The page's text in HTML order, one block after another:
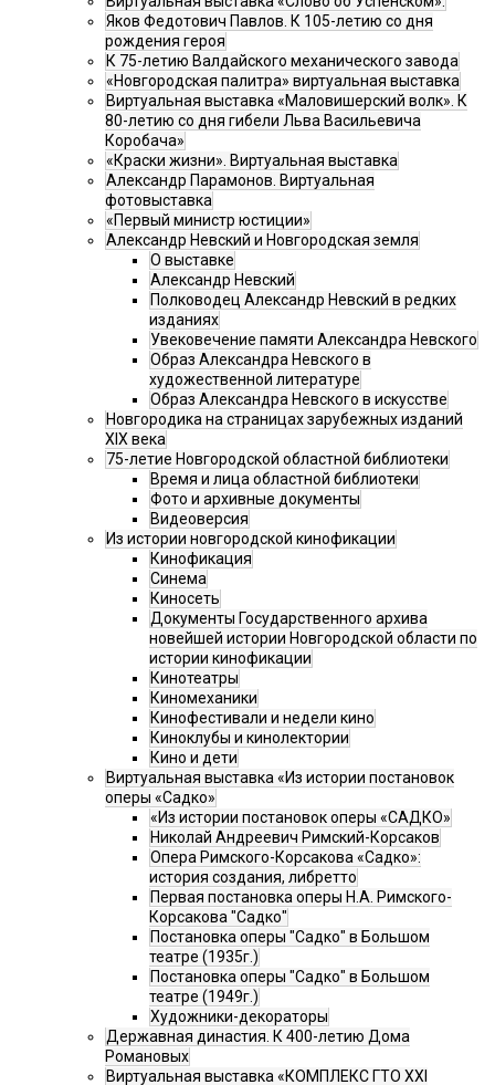
Яков Федотович Павлов. К 105-летию со дня
рождения героя
К 75-летию Валдайского механического завода
«Новгородская палитра» виртуальная выставка
Виртуальная выставка «Маловишерский волк». К
80-летию со дня гибели Льва Васильевича
Коробача»
«Краски жизни». Виртуальная выставка
Александр Парамонов. Виртуальная
фотовыставка
«Первый министр юстиции»
Александр Невский и Новгородская земля
О выставке
Александр Невский
Полководец Александр Невский в редких
изданиях
Увековечение памяти Александра Невского
Образ Александра Невского в
художественной литературе
Образ Александра Невского в искусстве
Новгородика на страницах зарубежных изданий
XIX века
75-летие Новгородской областной библиотеки
Время и лица областной библиотеки
Фото и архивные документы
Видеоверсия
Из истории новгородской кинофикации
Кинофикация
Синема
Киносеть
Документы Государственного архива
новейшей истории Новгородской области по
истории кинофикации
Кинотеатры
Киномеханики
Кинофестивали и недели кино
Киноклубы и кинолектории
Кино и дети
Виртуальная выставка «Из истории постановок
оперы «Садко»
«Из истории постановок оперы «САДКО»
Николай Андреевич Римский-Корсаков
Опера Римского-Корсакова «Садко»:
история создания, либретто
Первая постановка оперы Н.А. Римского-
Корсакова "Садко"
Постановка оперы "Садко" в Большом
театре (1935г.)
Постановка оперы "Садко" в Большом
театре (1949г.)
Художники-декораторы
Державная династия. К 400-летию Дома
Романовых
Виртуальная выставка «КОМПЛЕКС ГТО XXI